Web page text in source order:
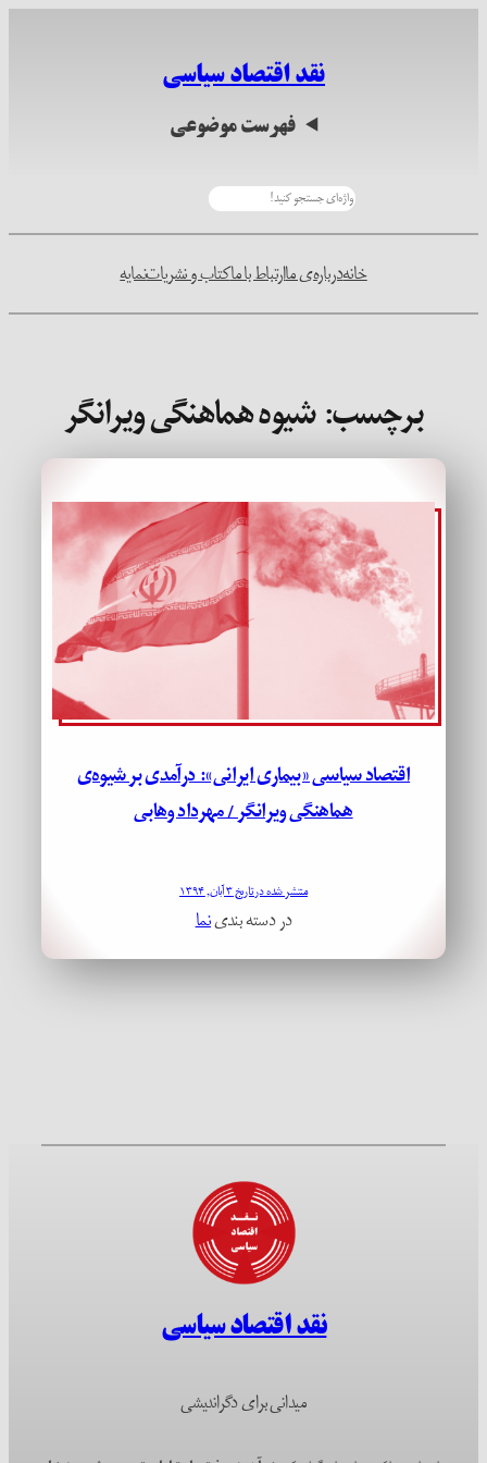
نقد اقتصاد سیاسی
فهرست موضوعی
خانهدرباره‌ی ماارتباط با ماکتاب و نشریاتنمایه
برچسب:شیوه هماهنگی ویرانگر
اقتصاد سیاسی «بیماری ایرانی»: درآمدی بر شیوه‌ی
هماهنگی ویرانگر / مهرداد وهابی
منتشر شده در تاریخ ۳ آبان, ۱۳۹۴
در دسته بندینما
نقد اقتصاد سیاسی
میدانی برای دگراندیشی